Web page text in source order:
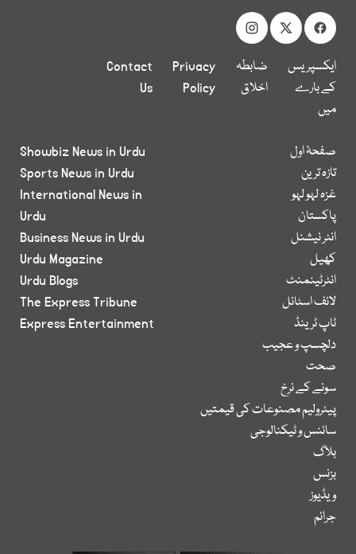
ایکسپریس
کے بارے
میں
ضابطہ
اخلاق
Privacy
Policy
Contact
Us
صفحۂ اول
تازہ ترین
غزہ لہو لہو
پاکستان
انٹر نیشنل
کھیل
انٹرٹینمنٹ
لائف اسٹائل
ٹاپ ٹرینڈ
دلچسپ و عجیب
صحت
سونے کے نرخ
پیٹرولیم مصنوعات کی قیمتیں
سائنس و ٹیکنالوجی
بلاگ
بزنس
ویڈیوز
جرائم
Showbiz News in Urdu
Sports News in Urdu
International News in
Urdu
Business News in Urdu
Urdu Magazine
Urdu Blogs
The Express Tribune
Express Entertainment